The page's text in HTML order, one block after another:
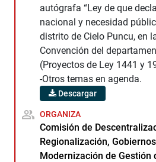
autógrafa “Ley de que
nacional y necesidad
distrito de Cielo Puncu, en
Convención del
(Proyectos de Ley 1441 y
-Otros temas en agenda.
Descargar
ORGANIZA
Comisión de
Regionalización,
Modernización de Gestión